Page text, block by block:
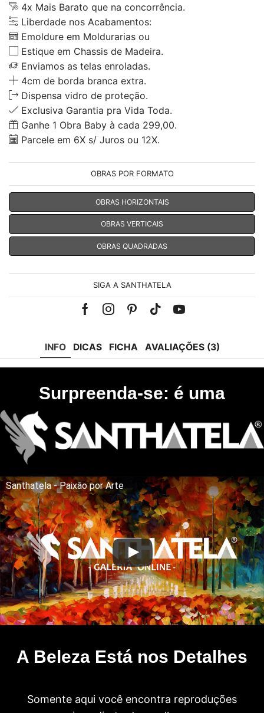
4x Mais Barato que na concorrência.
Liberdade nos Acabamentos:
Emoldure em Moldurarias ou
Estique em Chassis de Madeira.
Enviamos as telas enroladas.
4cm de borda branca extra.
Dispensa vidro de proteção.
Exclusiva Garantia pra Vida Toda.
Ganhe 1 Obra Baby à cada 299,00.
Parcele em 6X s/ Juros ou 12X.
OBRAS POR FORMATO
OBRAS HORIZONTAIS
OBRAS VERTICAIS
OBRAS QUADRADAS
SIGA A SANTHATELA
FacebookInstagramPinterest
Tik-Youtube
INFO DICAS FICHA AVALIAÇÕES (3)
Surpreenda-se: é uma
Santhatela - Paixão por Arte
A Beleza Está nos Detalhes
Somente aqui você encontra reproduções